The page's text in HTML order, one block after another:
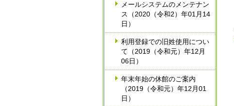
メールシステムのメンテナン
ス（2020（令和2）年01月14
日）
利用登録での旧姓使用につい
て（2019（令和元）年12月
06日）
年末年始の休館のご案内
（2019（令和元）年12月01
日）